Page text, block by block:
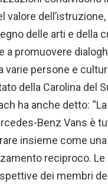
valore dell’istruzione,
delle arti e della
a promuovere
varie persone e
della Carolina del
ha anche detto:
Benz Vans è
insieme come
reciproco. Le
dei membri